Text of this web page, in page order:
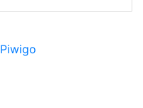
Piwigo